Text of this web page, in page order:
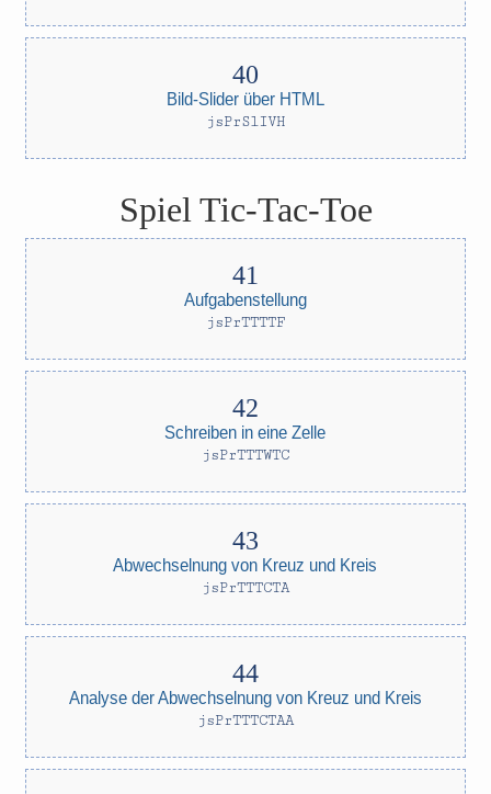
Bild-Slider über HTML
jsPrSlIVH
Spiel Tic-Tac-Toe
Aufgabenstellung
jsPrTTTTF
Schreiben in eine Zelle
jsPrTTTWTC
Abwechselnung von Kreuz und Kreis
jsPrTTTCTA
Analyse der Abwechselnung von Kreuz und Kreis
jsPrTTTCTAA